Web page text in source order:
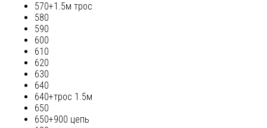
570+1.5м трос
580
590
600
610
620
630
640
640+трос 1.5м
650
650+900 цепь